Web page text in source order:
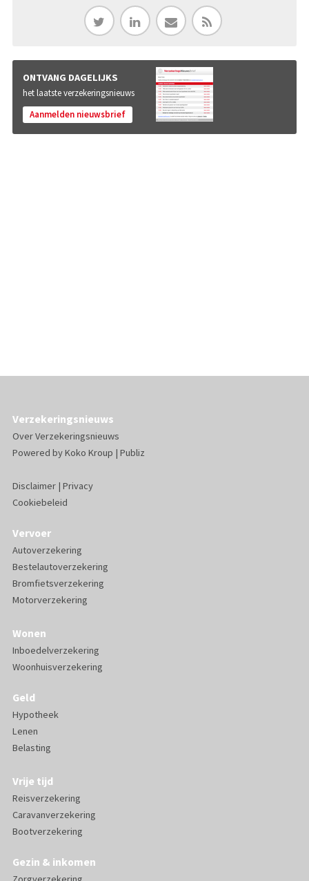
ONTVANG DAGELIJKS
het laatste verzekeringsnieuws
Aanmelden nieuwsbrief
Verzekeringsnieuws
Over Verzekeringsnieuws
Powered byKoko Kroup | Publiz
Disclaimer| Privacy
Cookiebeleid
Vervoer
Autoverzekering
Bestelautoverzekering
Bromfietsverzekering
Motorverzekering
Wonen
Inboedelverzekering
Woonhuisverzekering
Geld
Hypotheek
Lenen
Belasting
Vrije tijd
Reisverzekering
Caravanverzekering
Bootverzekering
Gezin & inkomen